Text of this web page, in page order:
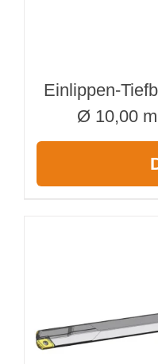
Einlippen-
Ø 10,00